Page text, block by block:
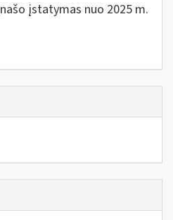
įstatymas nuo 2025 m.